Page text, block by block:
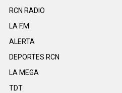
RCN RADIO
LA F.M.
ALERTA
DEPORTES RCN
LA MEGA
TDT